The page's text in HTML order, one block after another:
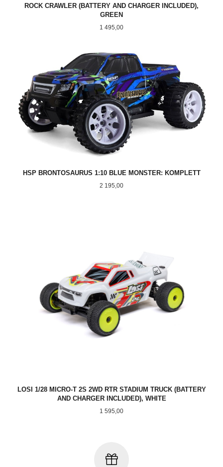
ROCK CRAWLER (BATTERY AND CHARGER INCLUDED),
GREEN
Pris
1 495,00
HSP BRONTOSAURUS 1:10 BLUE MONSTER: KOMPLETT
Pris
2 195,00
LOSI 1/28 MICRO-T 2S 2WD RTR STADIUM TRUCK (BATTERY
AND CHARGER INCLUDED), WHITE
Pris
1 595,00